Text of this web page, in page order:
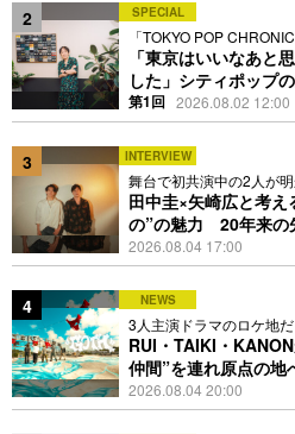
2 SPECIAL
「TOKYO POP
「東京はいいなあと
した」シティポップ
伊藤銀次の名曲回想録
第1回 2026.08.02 12:00
3 INTERVIEW
舞台で初共演中の2人が
自分をつくる恩人の存在
田中圭×矢崎広と考え
の”の魅力 20年来の
輩が初めて見つけた互
点とは
2026.08.04 17:00
4 NEWS
3人主演ドラマのロケ地
場所で撮影を敢行
RUI・TAIKI・
仲間”を連れ原点の地
STARGLOW「GOTH
映像公開
2026.08.04 20:00